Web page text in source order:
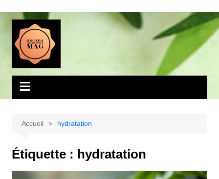
contenu
Accueil hydratation
Étiquette : hydratation